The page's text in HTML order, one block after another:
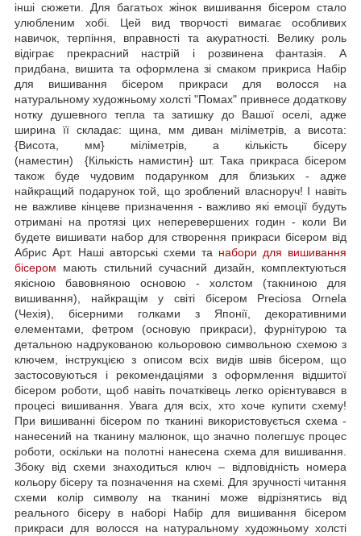
інші сюжети. Для багатьох жінок вишивання бісером стало
улюбленим хобі. Цей вид творчості вимагає особливих
навичок, терпіння, вправності та акуратності. Велику роль
відіграє прекрасний настрій і розвинена фантазія. А
придбана, вишита та оформлена зі смаком прикриса Набір
для вишивання бісером прикраси для волосся на
натуральному художньому холсті "Помах" привнесе додаткову
нотку душевного тепла та затишку до Вашої оселі, адже
ширина її складає: щина, мм диван міліметрів, а висота:
{Висота, мм} міліметрів, а кількість бісеру
(наместин) {Кількість намистин} шт. Така прикраса бісером
також буде чудовим подарунком для близьких - адже
найкращий подарунок той, що зроблений власноруч! І навіть
не важливе кінцеве призначення - важливо які емоції будуть
отримані на протязі цих неперевершених годин - коли Ви
будете вишивати набор для створення прикраси бісером від
Абрис Арт. Наші авторські схеми та набори для вишивання
бісером мають стильний сучасний дизайн, комплектуються
якісною бавовняною основою - холстом (такниною для
вишивання), найкращім у світі бісером Preciosa Ornela
(Чехія), бісерними голками з Японії, декоративними
елементами, фетром (основую прикраси), фурнітурою та
детальною надрукованою кольоровою символьною схемою з
ключем, інструкцією з описом всіх видів швів бісером, що
застосовуються і рекомендаціями з оформлення відшитої
бісером роботи, щоб навіть початківець легко орієнтувався в
процесі вишивання. Увага для всіх, хто хоче купити схему!
При вишиванні бісером по тканині використовується схема -
нанесений на тканину малюнок, що значно полегшує процес
роботи, оскільки на полотні нанесена схема для вишивання.
Збоку від схеми знаходиться ключ – відповідність номера
кольору бісеру та позначення на схемі. Для зручності читання
схеми колір символу на тканині може відрізнятись від
реального бісеру в наборі Набір для вишивання бісером
прикраси для волосся на натуральному художньому холсті